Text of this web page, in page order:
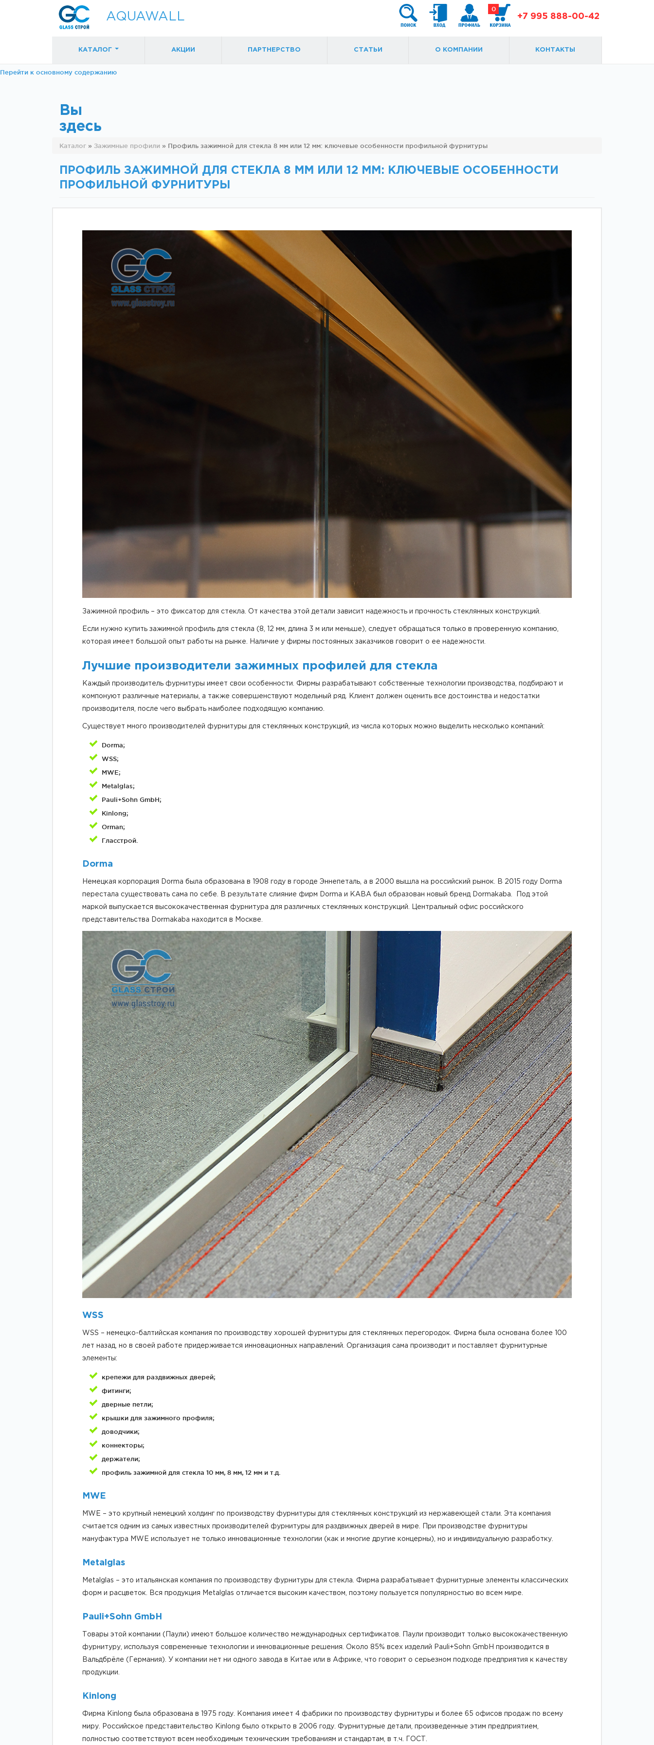
Перейти к основному содержанию
AQUAWALL +7 995 888-00-42
0
КАТАЛОГ
раздвижных
механизмы)
раздвижных
механизмы)
маятниковых
Фурнитура для
дверей
Фурнитура для
душевых
ограждений
(раздвижная
серия)
душевых
ограждений
(распашная серия)
АКЦИИ ПАРТНЕРСТВО СТАТЬИ О КОМПАНИИ КОНТАКТЫ
Вы
здесь
Каталог » Зажимные профили » Профиль зажимной для стекла 8 мм или 12 мм: ключевые особенности профильной фурнитуры
ПРОФИЛЬ ЗАЖИМНОЙ ДЛЯ СТЕКЛА 8 ММ ИЛИ 12 ММ: КЛЮЧЕВЫЕ ОСОБЕННОСТИ
ПРОФИЛЬНОЙ ФУРНИТУРЫ
Зажимной профиль – это фиксатор для стекла. От качества этой детали зависит надежность и прочность стеклянных конструкций.
Если нужно купить зажимной профиль для стекла (8, 12 мм, длина 3 м или меньше), следует обращаться только в проверенную компанию,
которая имеет большой опыт работы на рынке. Наличие у фирмы постоянных заказчиков говорит о ее надежности.
Лучшие производители зажимных профилей для стекла
Каждый производитель фурнитуры имеет свои особенности. Фирмы разрабатывают собственные технологии производства, подбирают и
компонуют различные материалы, а также совершенствуют модельный ряд. Клиент должен оценить все достоинства и недостатки
производителя, после чего выбрать наиболее подходящую компанию.
Существует много производителей фурнитуры для стеклянных конструкций, из числа которых можно выделить несколько компаний:
Dorma;
WSS;
MWE;
Metalglas;
Pauli+Sohn GmbH;
Kinlong;
Orman;
Гласстрой.
Dorma
Немецкая корпорация Dorma была образована в 1908 году в городе Эннепеталь, а в 2000 вышла на российский рынок. В 2015 году Dorma
перестала существовать сама по себе. В результате слияние фирм Dorma и KABA был образован новый бренд Dormakaba. Под этой
маркой выпускается высококачественная фурнитура для различных стеклянных конструкций. Центральный офис российского
представительства Dormakaba находится в Москве.
WSS
WSS – немецко-балтийская компания по производству хорошей фурнитуры для стеклянных перегородок. Фирма была основана более 100
лет назад, но в своей работе придерживается инновационных направлений. Организация сама производит и поставляет фурнитурные
элементы:
крепежи для раздвижных дверей;
фитинги;
дверные петли;
крышки для зажимного профиля;
доводчики;
коннекторы;
держатели;
профиль зажимной для стекла 10 мм, 8 мм, 12 мм и т.д.
MWE
MWE – это крупный немецкий холдинг по производству фурнитуры для стеклянных конструкций из нержавеющей стали. Эта компания
считается одним из самых известных производителей фурнитуры для раздвижных дверей в мире. При производстве фурнитуры
мануфактура MWE использует не только инновационные технологии (как и многие другие концерны), но и индивидуальную разработку.
Metalglas
Metalglas – это итальянская компания по производству фурнитуры для стекла. Фирма разрабатывает фурнитурные элементы классических
форм и расцветок. Вся продукция Metalglas отличается высоким качеством, поэтому пользуется популярностью во всем мире.
Pauli+Sohn GmbH
Товары этой компании (Паули) имеют большое количество международных сертификатов. Паули производит только высококачественную
фурнитуру, используя современные технологии и инновационные решения. Около 85% всех изделий Pauli+Sohn GmbH производится в
Вальдбрёле (Германия). У компании нет ни одного завода в Китае или в Африке, что говорит о серьезном подходе предприятия к качеству
продукции.
Kinlong
Фирма Kinlong была образована в 1975 году. Компания имеет 4 фабрики по производству фурнитуры и более 65 офисов продаж по всему
миру. Российское представительство Kinlong было открыто в 2006 году. Фурнитурные детали, произведенные этим предприятием,
полностью соответствуют всем необходимым техническим требованиям и стандартам, в т.ч. ГОСТ.